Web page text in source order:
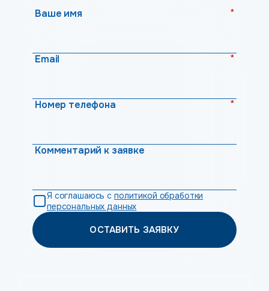
Ваше имя *
Email *
Номер телефона *
Комментарий к заявке
Я соглашаюсь с политикой обработки
персональных данных
ОСТАВИТЬ ЗАЯВКУ